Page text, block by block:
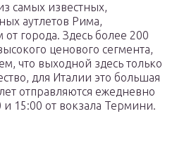
самых известных,
аутлетов Рима,
города. Здесь более 200
ценового сегмента,
что выходной здесь только
для Италии это большая
отправляются ежедневно
и 15:00 от вокзала Термини.